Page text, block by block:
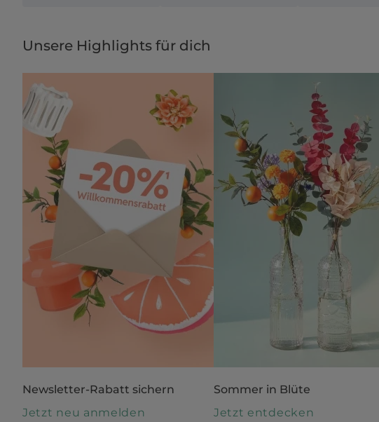
Unsere Highlights für dich
Newsletter-Rabatt sichern
Jetzt neu anmelden
Sommer in Blüte
Jetzt entdecken